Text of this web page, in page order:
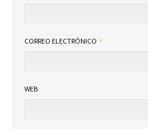
CORREO ELECTRÓNICO
WEB